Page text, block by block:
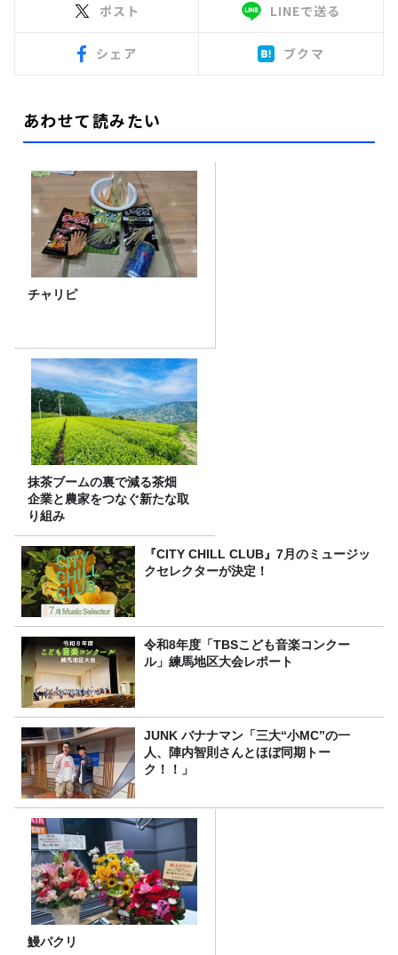
ポスト LINEで送る
シェア ブクマ
あわせて読みたい
チャリピ
抹茶ブームの裏で減る茶畑
企業と農家をつなぐ新たな取
り組み
『CITY CHILL CLUB』7月のミュージッ
クセレクターが決定！
令和8年度「TBSこども音楽コンクー
ル」練馬地区大会レポート
JUNK バナナマン「三大“小MC”の一
人、陣内智則さんとほぼ同期トー
ク！！」
鰻パクリ